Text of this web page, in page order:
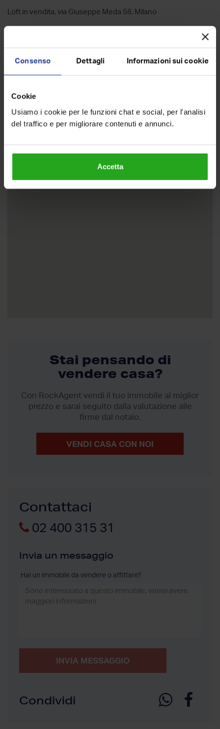
Consenso Dettagli Informazioni sui cookie
Cookie
Usiamo i cookie per le funzioni chat e social, per l'analisi
del traffico e per migliorare contenuti e annunci.
Accetta
Loft in vendita, via Giuseppe Meda 58, Milano
Stai pensando di
vendere casa?
Con RockAgent vendi il tuo immobile al miglior
prezzo e sarai seguito dalla valutazione alle
firme dal notaio.
VENDI CASA CON NOI
Contattaci
02 400 315 31
Invia un messaggio
Hai un immobile da vendere o affittare?
INVIA MESSAGGIO
Condividi